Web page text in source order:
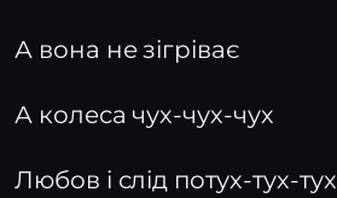
А вона не зігріває
А колеса чух-чух-чух
Любов і слід потух-тух-тух